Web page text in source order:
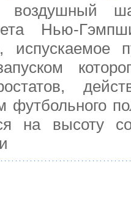
воздушный
Нью-
испускаемое
футбольного
на высоту